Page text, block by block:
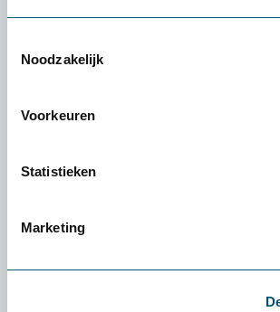
Noodzakelijk
Voorkeuren
Statistieken
Marketing